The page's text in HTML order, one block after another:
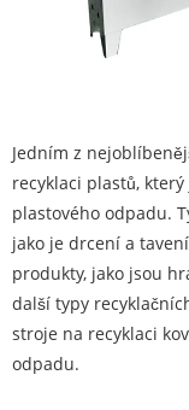
Jedním z
recyklaci plastů,
plastového odpadu.
jako je drcení a
produkty, jako jsou
další typy
stroje na recyklaci
odpadu.